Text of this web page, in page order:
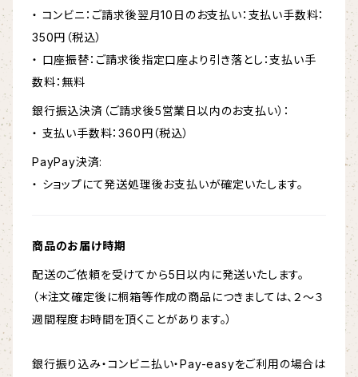
・ コンビニ：ご請求後翌月10日のお支払い：支払い手数料：
350円（税込）
・ 口座振替：ご請求後指定口座より引き落とし：支払い手
数料：無料
銀行振込決済（ご請求後5営業日以内のお支払い）：
・ 支払い手数料：360円（税込）
PayPay決済:
・ ショップにて発送処理後お支払いが確定いたします。
商品のお届け時期
配送のご依頼を受けてから5日以内に発送いたします。
（＊注文確定後に桐箱等作成の商品につきましては、２～３
週間程度お時間を頂くことがあります。）
銀行振り込み・コンビニ払い・Pay-easyをご利用の場合は